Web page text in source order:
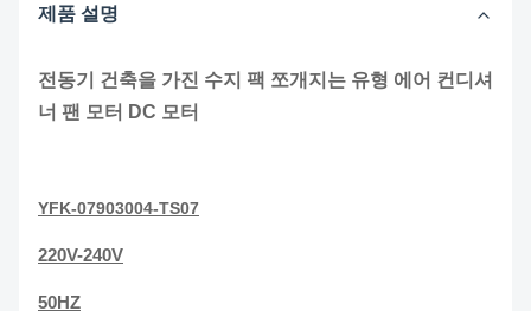
제품 설명
전동기 건축을 가진 수지 팩 쪼개지는 유형 에어 컨디셔
너 팬 모터 DC 모터
YFK-07903004-TS07
220V-240V
50HZ